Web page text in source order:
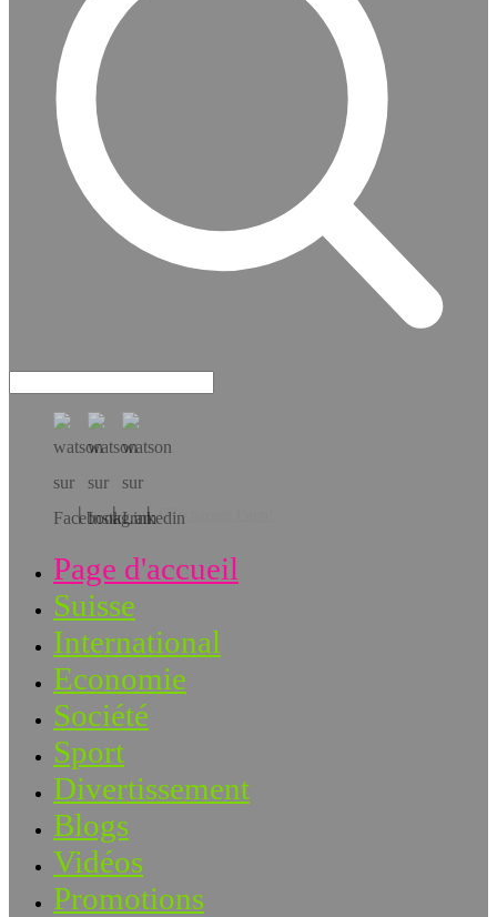
Téléchargez l’app!
Page d'accueil
Suisse
International
Economie
Société
Sport
Divertissement
Blogs
Vidéos
Promotions